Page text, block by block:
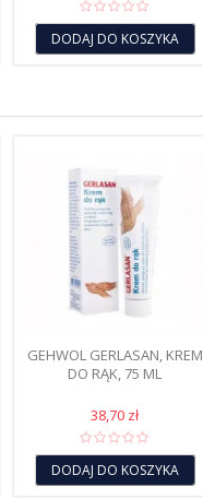
DODAJ DO KOSZYKA
GEHWOL GERLASAN, KREM
DO RĄK, 75 ML
38,70 zł
DODAJ DO KOSZYKA